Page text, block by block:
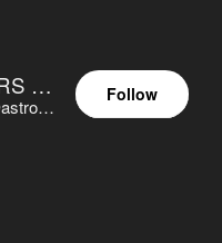
ASTROCOHORS EUNOIA ULTIMA
@astrocohors.eu@astrocohors.eu
Follow